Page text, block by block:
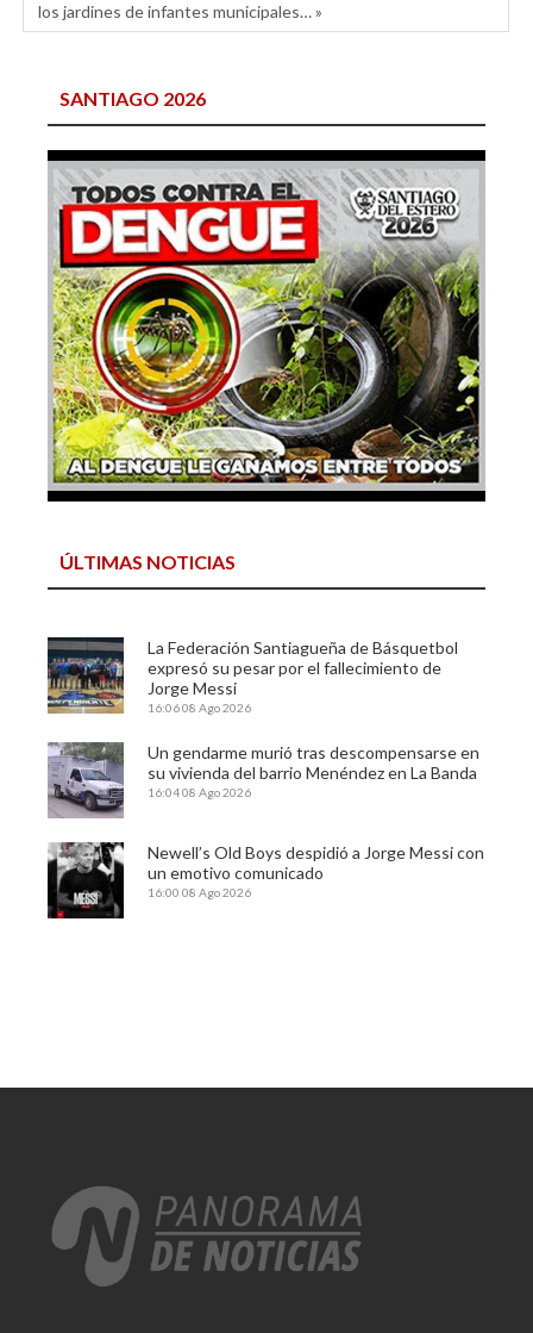
los jardines de infantes municipales… »
SANTIAGO 2026
ÚLTIMAS NOTICIAS
La Federación Santiagueña de Básquetbol
expresó su pesar por el fallecimiento de
Jorge Messi
16:0608 Ago 2026
Un gendarme murió tras descompensarse en
su vivienda del barrio Menéndez en La Banda
16:0408 Ago 2026
Newell’s Old Boys despidió a Jorge Messi con
un emotivo comunicado
16:00 08 Ago 2026